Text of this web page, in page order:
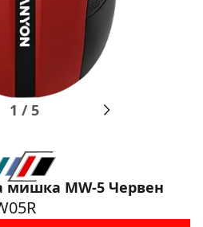
1 / 5
мишка MW-5 Червен